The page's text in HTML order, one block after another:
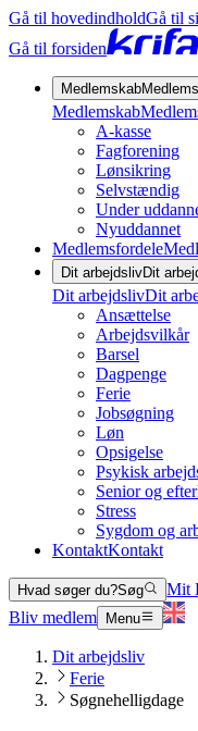
Gå til hovedindholdGå til
Gå til forsiden
Medlemskab
Medlemskab
A-kasse
Fagforening
Lønsikring
Selvstændig
Under
Nyuddannet
Medlemsfordele
Dit arbejdslivDit
Dit arbejdslivDit
Ansættelse
Arbejdsvilkår
Barsel
Dagpenge
Ferie
Jobsøgning
Løn
Opsigelse
Psykisk
Senior og
Stress
Sygdom og
KontaktKontakt
Hvad søger du?Søg
Mit
Bliv medlem
Menu
Dit arbejdsliv
Ferie
Søgnehelligdage